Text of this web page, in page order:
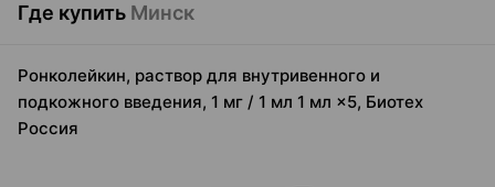
Где купить Минск
Ронколейкин, раствор для внутривенного и
подкожного введения, 1 мг / 1 мл 1 мл ×5, Биотех
Россия